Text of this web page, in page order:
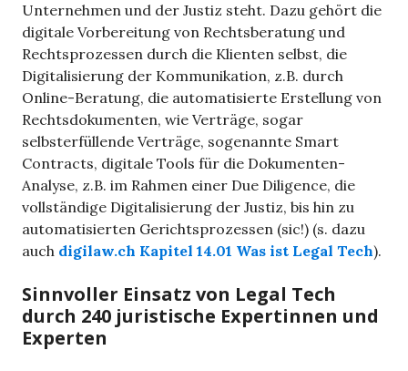
Unternehmen und der Justiz steht. Dazu gehört die
digitale Vorbereitung von Rechtsberatung und
Rechtsprozessen durch die Klienten selbst, die
Digitalisierung der Kommunikation, z.B. durch
Online-Beratung, die automatisierte Erstellung von
Rechtsdokumenten, wie Verträge, sogar
selbsterfüllende Verträge, sogenannte Smart
Contracts, digitale Tools für die Dokumenten-
Analyse, z.B. im Rahmen einer Due Diligence, die
vollständige Digitalisierung der Justiz, bis hin zu
automatisierten Gerichtsprozessen (sic!) (s. dazu
auch digilaw.ch Kapitel 14.01 Was ist Legal Tech).
Sinnvoller Einsatz von Legal Tech
durch 240 juristische Expertinnen und
Experten